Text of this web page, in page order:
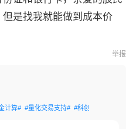
是找我就能做到成本价
举报
计算# #量化交易支持# #科创板开通#